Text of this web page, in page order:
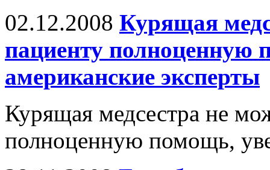
02.12.2008 Курящая
пациенту полноценную
американские эксперты
Курящая медсестра не
полноценную помощь,